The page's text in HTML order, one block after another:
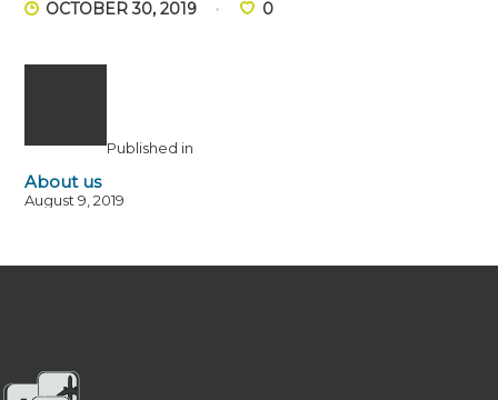
OCTOBER 30, 2019 0
Published in
About us
August 9, 2019